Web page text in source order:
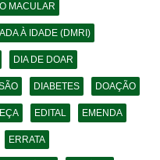
MACULAR
À IDADE (DMRI)
DIA DE DOAR
DIABETES DOAÇÃO
EDITAL EMENDA
ERRATA